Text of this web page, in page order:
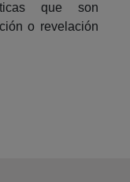
que son
o revelación